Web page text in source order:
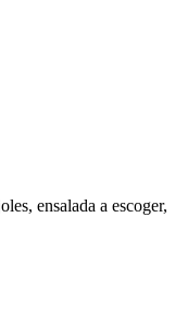
ensalada a escoger,